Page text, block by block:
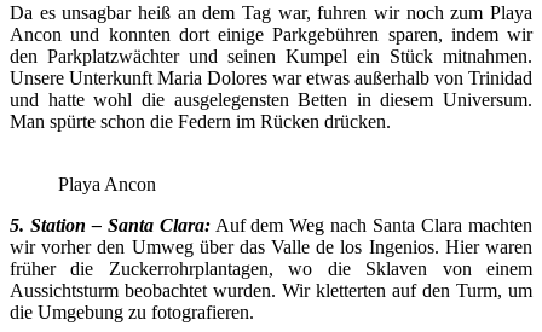
Da es unsagbar heiß an dem Tag war, fuhren wir noch zum Playa
Ancon und konnten dort einige Parkgebühren sparen, indem wir
den Parkplatzwächter und seinen Kumpel ein Stück mitnahmen.
Unsere Unterkunft Maria Dolores war etwas außerhalb von Trinidad
und hatte wohl die ausgelegensten Betten in diesem Universum.
Man spürte schon die Federn im Rücken drücken.
Playa Ancon
5. Station – Santa Clara:Auf dem Weg nach Santa Clara machten
wir vorher den Umweg über das Valle de los Ingenios. Hier waren
früher die Zuckerrohrplantagen, wo die Sklaven von einem
Aussichtsturm beobachtet wurden. Wir kletterten auf den Turm, um
die Umgebung zu fotografieren.